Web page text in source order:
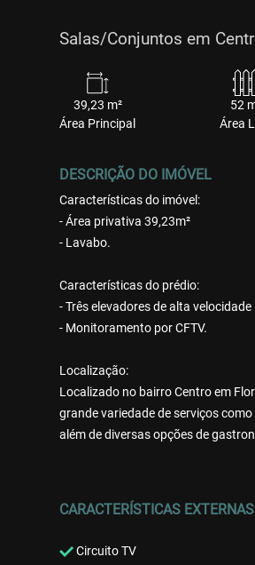
Salas/Conjuntos em
39,23 m²
Área Principal
52
Área
DESCRIÇÃO DO IMÓVEL
Características do imóvel:
- Área privativa 39,23m²
- Lavabo.
Características do prédio:
- Três elevadores de alta velocidade
- Monitoramento por CFTV.
Localização:
Localizado no bairro Centro em
grande variedade de serviços
além de diversas opções de
CARACTERÍSTICAS EXTERNAS
Circuito TV